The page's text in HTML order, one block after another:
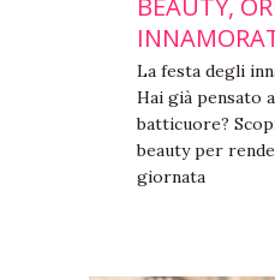
BEAUTY,
La festa degli
Hai già pensato
batticuore?
beauty per
giornata